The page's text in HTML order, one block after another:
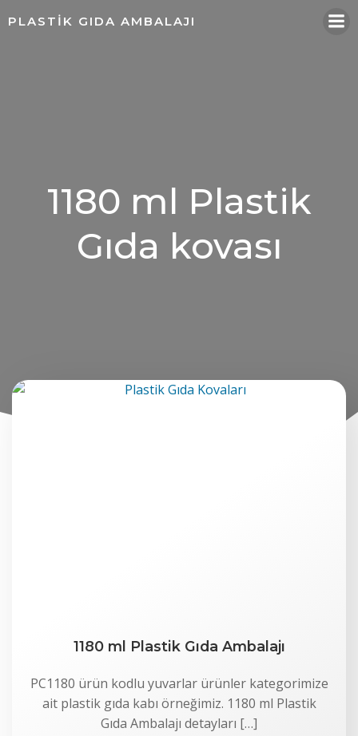
geç
PLASTIK GIDA AMBALAJI
1180 ml Plastik
Gıda kovası
1180 ml Plastik Gıda Ambalajı
PC1180 ürün kodlu yuvarlar ürünler kategorimize
ait plastik gıda kabı örneğimiz. 1180 ml Plastik
Gıda Ambalajı detayları […]